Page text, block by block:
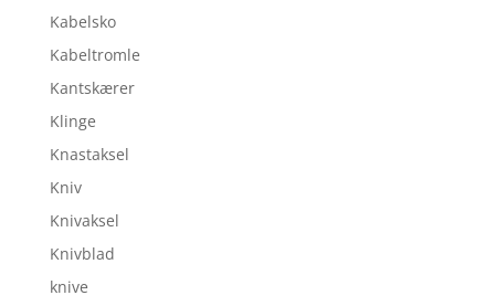
Kabelsko
Kabeltromle
Kantskærer
Klinge
Knastaksel
Kniv
Knivaksel
Knivblad
knive